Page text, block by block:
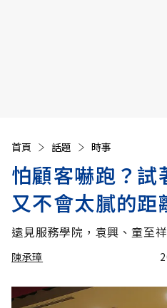
首頁 話題 時事
怕顧客嚇跑？試
又不會太膩的距
遠見服務學院，袁興、童至
陳承璋